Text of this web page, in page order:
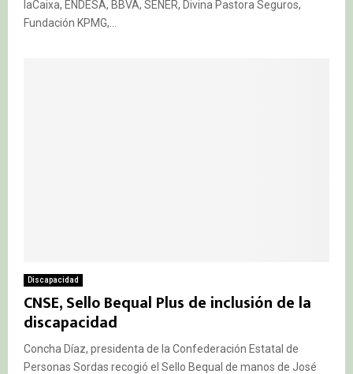
laCaixa, ENDESA, BBVA, SENER, Divina Pastora Seguros,
Fundación KPMG,...
Discapacidad
CNSE, Sello Bequal Plus de inclusión de la
discapacidad
Concha Díaz, presidenta de la Confederación Estatal de
Personas Sordas recogió el Sello Bequal de manos de José